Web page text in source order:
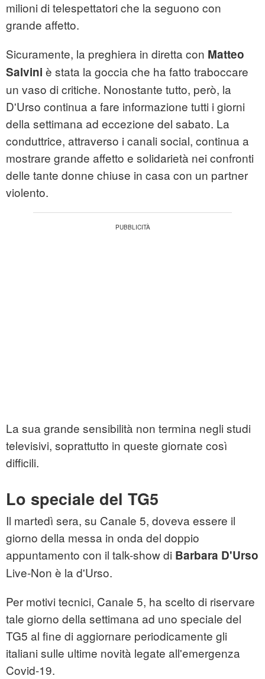
milioni di telespettatori che la seguono con
grande affetto.
Sicuramente, la preghiera in diretta con Matteo
Salvini è stata la goccia che ha fatto traboccare
un vaso di critiche. Nonostante tutto, però, la
D'Urso continua a fare informazione tutti i giorni
della settimana ad eccezione del sabato. La
conduttrice, attraverso i canali social, continua a
mostrare grande affetto e solidarietà nei confronti
delle tante donne chiuse in casa con un partner
violento.
La sua grande sensibilità non termina negli studi
televisivi, soprattutto in queste giornate così
difficili.
Lo speciale del TG5
Il martedì sera, su Canale 5, doveva essere il
giorno della messa in onda del doppio
appuntamento con il talk-show di Barbara D'Urso
Live-Non è la d'Urso.
Per motivi tecnici, Canale 5, ha scelto di riservare
tale giorno della settimana ad uno speciale del
TG5 al fine di aggiornare periodicamente gli
italiani sulle ultime novità legate all'emergenza
Covid-19.